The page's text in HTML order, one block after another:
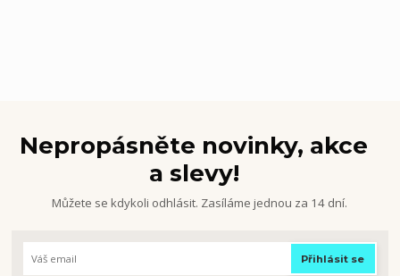
Nepropásněte novinky, akce
a slevy!
Můžete se kdykoli odhlásit. Zasíláme jednou za 14 dní.
Přihlásit se